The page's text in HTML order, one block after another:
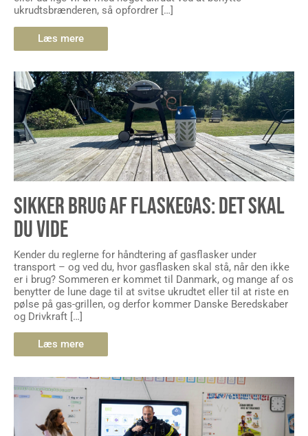
ukrudtsbrænderen, så opfordrer […]
Læs mere
SIKKER BRUG AF FLASKEGAS: DET SKAL
DU VIDE
Kender du reglerne for håndtering af gasflasker under
transport – og ved du, hvor gasflasken skal stå, når den ikke
er i brug? Sommeren er kommet til Danmark, og mange af os
benytter de lune dage til at svitse ukrudtet eller til at riste en
pølse på gas-grillen, og derfor kommer Danske Beredskaber
og Drivkraft […]
Læs mere